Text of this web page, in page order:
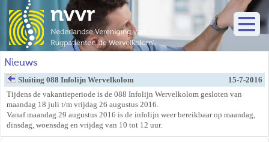
Nieuws
Sluiting 088 Infolijn Wervelkolom
15-7-2016
Tijdens de vakantieperiode is de 088 Infolijn Wervelkolom gesloten van
maandag 18 juli t/m vrijdag 26 augustus 2016.
Vanaf maandag 29 augustus 2016 is de infolijn weer bereikbaar op maandag,
dinsdag, woensdag en vrijdag van 10 tot 12 uur.